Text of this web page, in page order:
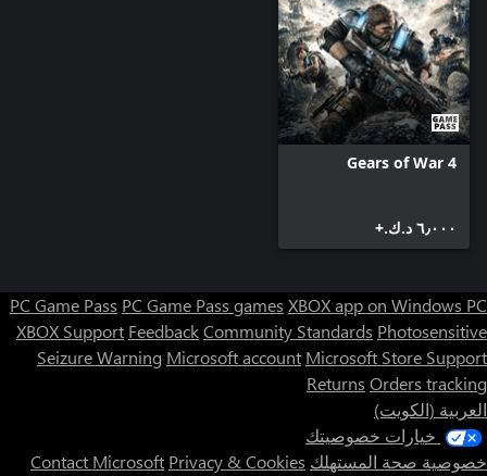
Gears of War 4
٦٫٠٠٠ د.ك.‏+
PC Game Pass PC Game Pass games XBOX app on Windows PC
XBOX Support FeedbackCommunity Standards Photosensitive
Seizure Warning Microsoft account Microsoft Store Support
Returns Orders tracking
العربية (الكويت)
خيارات خصوصيتك
خصوصية صحة المستهلك
Contact Microsoft Privacy & Cookies